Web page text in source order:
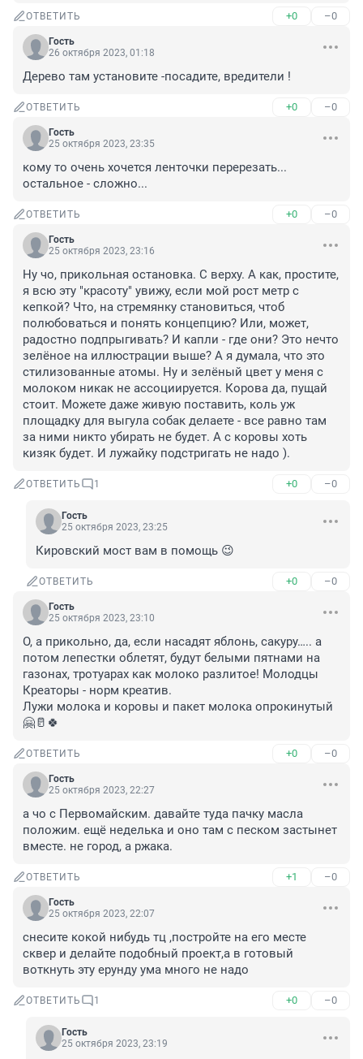
ОТВЕТИТЬ +0 –0
Гость
26 октября 2023, 01:18
Дерево там установите -посадите, вредители !
ОТВЕТИТЬ +0 –0
Гость
25 октября 2023, 23:35
кому то очень хочется ленточки перерезать...
остальное - сложно...
ОТВЕТИТЬ +0 –0
Гость
25 октября 2023, 23:16
Ну чо, прикольная остановка. С верху. А как, простите,
я всю эту "красоту" увижу, если мой рост метр с
кепкой? Что, на стремянку становиться, чтоб
полюбоваться и понять концепцию? Или, может,
радостно подпрыгивать? И капли - где они? Это нечто
зелёное на иллюстрации выше? А я думала, что это
стилизованные атомы. Ну и зелёный цвет у меня с
молоком никак не ассоциируется. Корова да, пущай
стоит. Можете даже живую поставить, коль уж
площадку для выгула собак делаете - все равно там
за ними никто убирать не будет. А с коровы хоть
кизяк будет. И лужайку подстригать не надо ).
ОТВЕТИТЬ 1 +0 –0
Гость
25 октября 2023, 23:25
Кировский мост вам в помощь 😉
ОТВЕТИТЬ +0 –0
Гость
25 октября 2023, 23:10
О, а прикольно, да, если насадят яблонь, сакуру….. а
потом лепестки облетят, будут белыми пятнами на
газонах, тротуарах как молоко разлитое! Молодцы
Креаторы - норм креатив.
Лужи молока и коровы и пакет молока опрокинутый
🤗🥛🍀
ОТВЕТИТЬ +0 –0
Гость
25 октября 2023, 22:27
а чо с Первомайским. давайте туда пачку масла
положим. ещё неделька и оно там с песком застынет
вместе. не город, а ржака.
ОТВЕТИТЬ +1 –0
Гость
25 октября 2023, 22:07
снесите кокой нибудь тц ,постройте на его месте
сквер и делайте подобный проект,а в готовый
воткнуть эту ерунду ума много не надо
ОТВЕТИТЬ 1 +0 –0
Гость
25 октября 2023, 23:19